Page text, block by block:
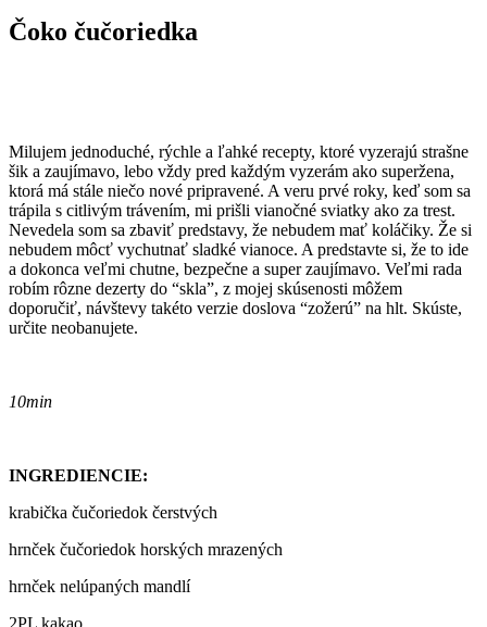
Čoko čučoriedka
Milujem jednoduché, rýchle a ľahké recepty, ktoré vyzerajú strašne
šik a zaujímavo, lebo vždy pred každým vyzerám ako superžena,
ktorá má stále niečo nové pripravené. A veru prvé roky, keď som sa
trápila s citlivým trávením, mi prišli vianočné sviatky ako za trest.
Nevedela som sa zbaviť predstavy, že nebudem mať koláčiky. Že si
nebudem môcť vychutnať sladké vianoce. A predstavte si, že to ide
a dokonca veľmi chutne, bezpečne a super zaujímavo. Veľmi rada
robím rôzne dezerty do “skla”, z mojej skúsenosti môžem
doporučiť, návštevy takéto verzie doslova “zožerú” na hlt. Skúste,
určite neobanujete.
10min
INGREDIENCIE:
krabička čučoriedok čerstvých
hrnček čučoriedok horských mrazených
hrnček nelúpaných mandlí